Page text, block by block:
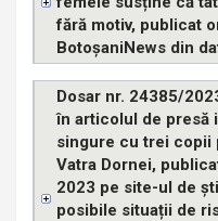
fără motiv, publicat
BotoșaniNews din
Dosar nr. 24385/
în articolul de presă
singure cu trei copii
Vatra Dornei,
2023 pe site-ul de
posibile situații de